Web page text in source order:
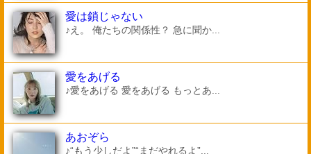
愛は鎖じゃない
♪え。 俺たちの関係性？ 急に聞か...
愛をあげる
♪愛をあげる 愛をあげる もっとあ...
あおぞら
♪“もう少しだよ”“まだやれるよ”...